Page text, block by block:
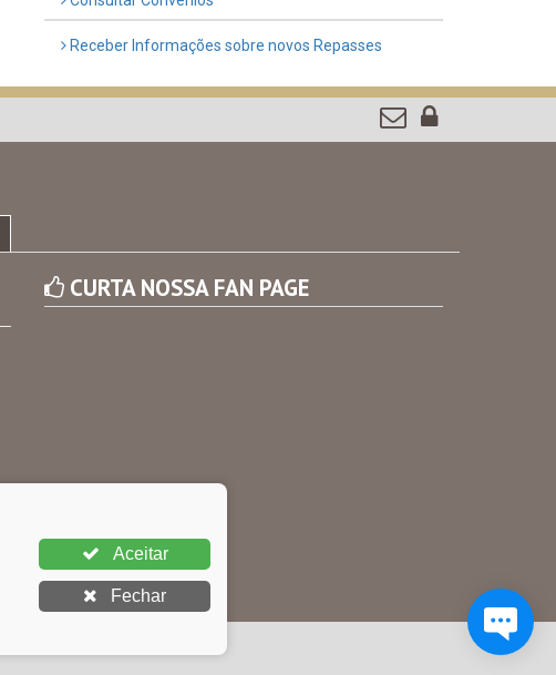
Confederação Nacional de Municípios - CNM
QEdu
SICONFI - Tesouro Nacional
Aceitar
Fechar